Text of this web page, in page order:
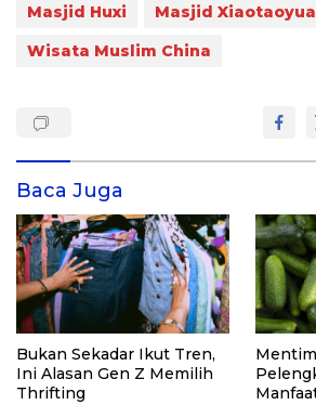
Masjid Huxi Masjid
Wisata Muslim China
Baca Juga
Bukan Sekadar Ikut Tren,
Ini Alasan Gen Z Memilih
Thrifting